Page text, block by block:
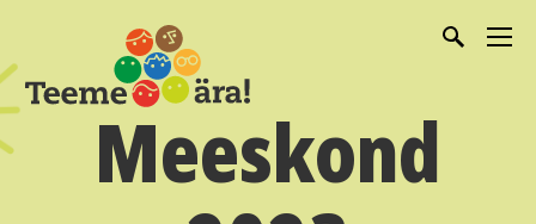
Meeskond